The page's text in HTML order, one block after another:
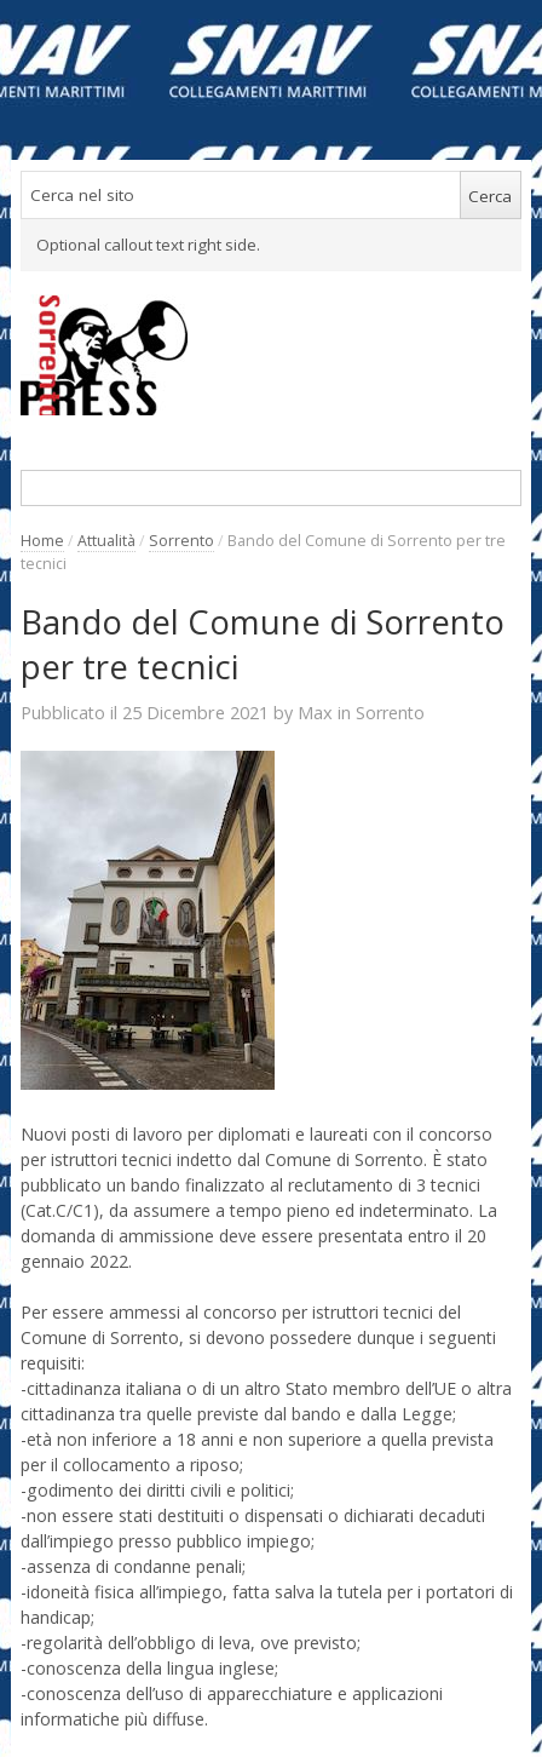
Optional callout text right side.
Home / Attualità / Sorrento / Bando del Comune di Sorrento per tre
tecnici
Bando del Comune di Sorrento
per tre tecnici
Pubblicato il 25 Dicembre 2021 by Max in Sorrento
Nuovi posti di lavoro per diplomati e laureati con il concorso
per istruttori tecnici indetto dal Comune di Sorrento. È stato
pubblicato un bando finalizzato al reclutamento di 3 tecnici
(Cat.C/C1), da assumere a tempo pieno ed indeterminato. La
domanda di ammissione deve essere presentata entro il 20
gennaio 2022.
Per essere ammessi al concorso per istruttori tecnici del
Comune di Sorrento, si devono possedere dunque i seguenti
requisiti:
-cittadinanza italiana o di un altro Stato membro dell’UE o altra
cittadinanza tra quelle previste dal bando e dalla Legge;
-età non inferiore a 18 anni e non superiore a quella prevista
per il collocamento a riposo;
-godimento dei diritti civili e politici;
-non essere stati destituiti o dispensati o dichiarati decaduti
dall’impiego presso pubblico impiego;
-assenza di condanne penali;
-idoneità fisica all’impiego, fatta salva la tutela per i portatori di
handicap;
-regolarità dell’obbligo di leva, ove previsto;
-conoscenza della lingua inglese;
-conoscenza dell’uso di apparecchiature e applicazioni
informatiche più diffuse.